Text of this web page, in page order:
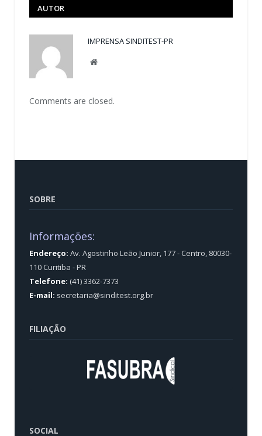
AUTOR
IMPRENSA SINDITEST-PR
Website
Comments are closed.
SOBRE
Informações:
Endereço: Av. Agostinho Leão Junior, 177 - Centro, 80030-
110 Curitiba - PR
Telefone: (41) 3362-7373
E-mail: secretaria@sinditest.org.br
FILIAÇÃO
SOCIAL